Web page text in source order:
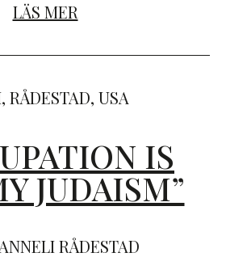
LÄS MER
, RÅDESTAD, USA
IS
JUDAISM”
RÅDESTAD